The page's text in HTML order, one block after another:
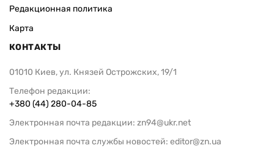
Редакционная политика
Карта
КОНТАКТЫ
01010 Киев, ул. Князей Острожских, 19/1
Телефон редакции:
+380 (44) 280-04-85
Электронная почта редакции: zn94@ukr.net
Электронная почта службы новостей: editor@zn.ua